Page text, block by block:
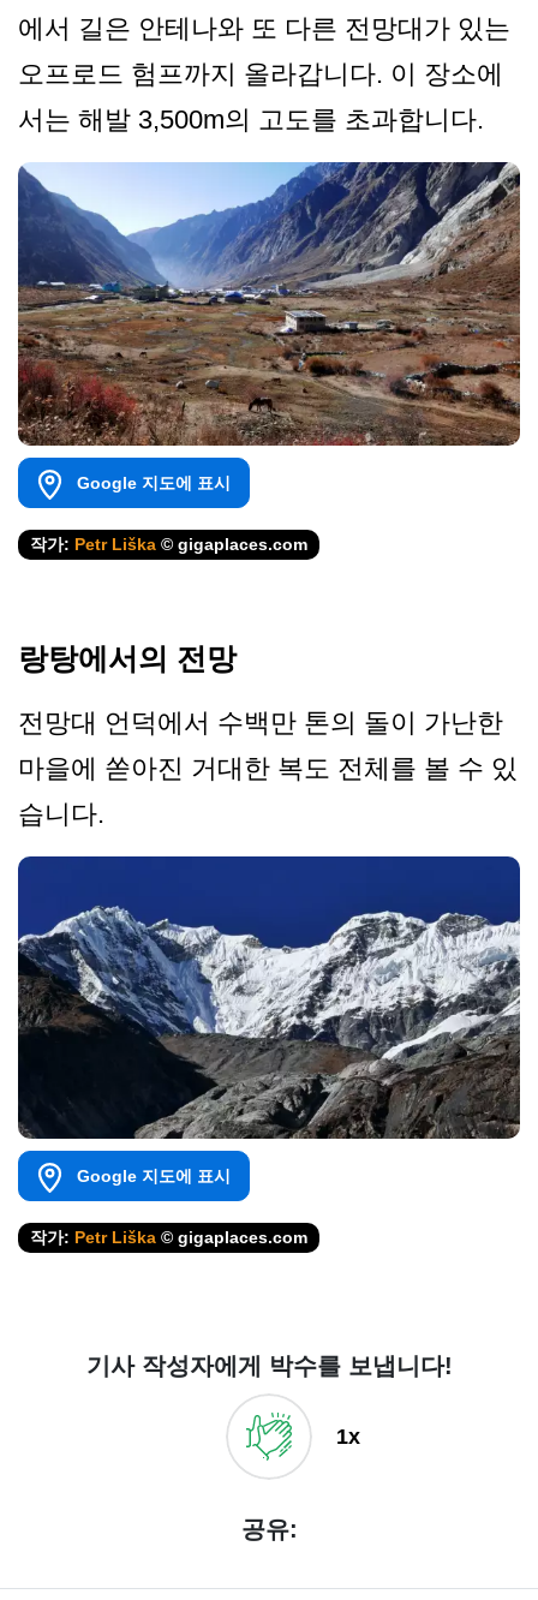
에서 길은 안테나와 또 다른 전망대가 있는
오프로드 험프까지 올라갑니다. 이 장소에
서는 해발 3,500m의 고도를 초과합니다.
Google 지도에 표시
작가: Petr Liška © gigaplaces.com
랑탕에서의 전망
전망대 언덕에서 수백만 톤의 돌이 가난한
마을에 쏟아진 거대한 복도 전체를 볼 수 있
습니다.
Google 지도에 표시
작가: Petr Liška © gigaplaces.com
기사 작성자에게 박수를 보냅니다!
1x
공유: